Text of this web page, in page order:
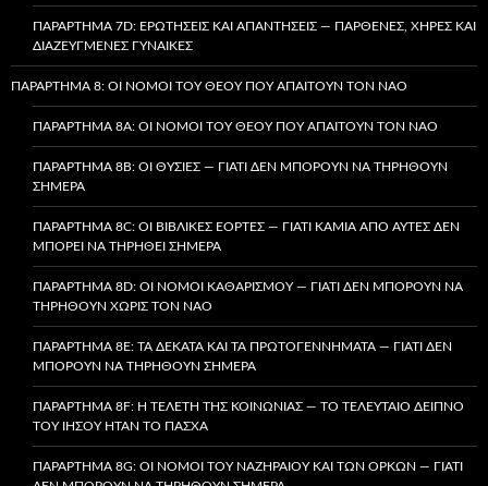
ΠΑΡΆΡΤΗΜΑ 7D: ΕΡΩΤΉΣΕΙΣ ΚΑΙ ΑΠΑΝΤΉΣΕΙΣ — ΠΑΡΘΈΝΕΣ, ΧΉΡΕΣ ΚΑΙ
ΔΙΑΖΕΥΓΜΈΝΕΣ ΓΥΝΑΊΚΕΣ
ΠΑΡΆΡΤΗΜΑ 8: ΟΙ ΝΌΜΟΙ ΤΟΥ ΘΕΟΎ ΠΟΥ ΑΠΑΙΤΟΎΝ ΤΟΝ ΝΑΌ
ΠΑΡΆΡΤΗΜΑ 8A: ΟΙ ΝΌΜΟΙ ΤΟΥ ΘΕΟΎ ΠΟΥ ΑΠΑΙΤΟΎΝ ΤΟΝ ΝΑΌ
ΠΑΡΆΡΤΗΜΑ 8B: ΟΙ ΘΥΣΊΕΣ — ΓΙΑΤΊ ΔΕΝ ΜΠΟΡΟΎΝ ΝΑ ΤΗΡΗΘΟΎΝ
ΣΉΜΕΡΑ
ΠΑΡΆΡΤΗΜΑ 8C: ΟΙ ΒΙΒΛΙΚΈΣ ΕΟΡΤΈΣ — ΓΙΑΤΊ ΚΑΜΊΑ ΑΠΌ ΑΥΤΈΣ ΔΕΝ
ΜΠΟΡΕΊ ΝΑ ΤΗΡΗΘΕΊ ΣΉΜΕΡΑ
ΠΑΡΆΡΤΗΜΑ 8D: ΟΙ ΝΌΜΟΙ ΚΑΘΑΡΙΣΜΟΎ — ΓΙΑΤΊ ΔΕΝ ΜΠΟΡΟΎΝ ΝΑ
ΤΗΡΗΘΟΎΝ ΧΩΡΊΣ ΤΟΝ ΝΑΌ
ΠΑΡΆΡΤΗΜΑ 8E: ΤΑ ΔΈΚΑΤΑ ΚΑΙ ΤΑ ΠΡΩΤΟΓΕΝΝΉΜΑΤΑ — ΓΙΑΤΊ ΔΕΝ
ΜΠΟΡΟΎΝ ΝΑ ΤΗΡΗΘΟΎΝ ΣΉΜΕΡΑ
ΠΑΡΆΡΤΗΜΑ 8F: Η ΤΕΛΕΤΉ ΤΗΣ ΚΟΙΝΩΝΊΑΣ — ΤΟ ΤΕΛΕΥΤΑΊΟ ΔΕΊΠΝΟ
ΤΟΥ ΙΗΣΟΎ ΉΤΑΝ ΤΟ ΠΆΣΧΑ
ΠΑΡΆΡΤΗΜΑ 8G: ΟΙ ΝΌΜΟΙ ΤΟΥ ΝΑΖΗΡΑΊΟΥ ΚΑΙ ΤΩΝ ΌΡΚΩΝ — ΓΙΑΤΊ